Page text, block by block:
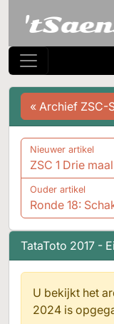
TataToto 2017 -
U bekijkt het
2024 is
« Archief ZSC-
Nieuwer artikel
ZSC 1 Drie
Ouder artikel
Ronde 18: